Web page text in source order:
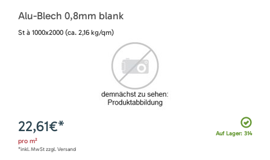
Alu-Blech 0,8mm blank
St à 1000x2000 (ca. 2,16 kg/qm)
Auf Lager: 314
22,61€*
pro m²
*inkl. MwSt zzgl. Versand